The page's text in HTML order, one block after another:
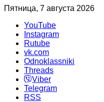
Пятница, 7 августа 2026
YouTube
Instagram
Rutube
vk.com
Odnoklassniki
Threads
Viber
Telegram
RSS